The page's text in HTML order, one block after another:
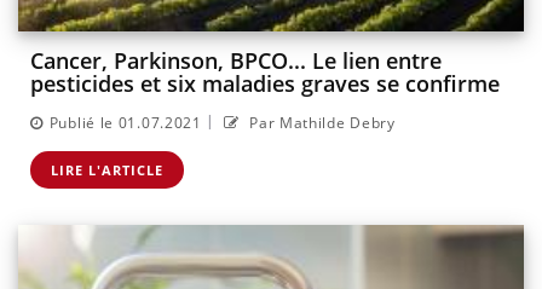
Cancer, Parkinson, BPCO... Le lien entre
pesticides et six maladies graves se confirme
Publié le 01.07.2021 | Par Mathilde Debry
LIRE L'ARTICLE